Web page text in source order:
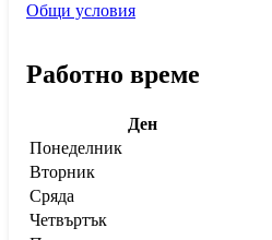
Общи условия
Работно време
Ден
Понеделник
Вторник
Сряда
Четвъртък